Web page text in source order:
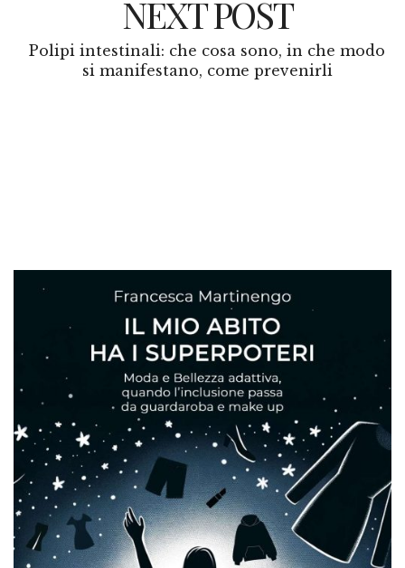
NEXT POST
Polipi intestinali: che cosa sono, in che modo
si manifestano, come prevenirli